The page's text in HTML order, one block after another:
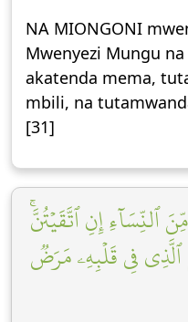
NA MIONGONI
Mwenyezi Mungu
akatenda mema,
mbili, na
[31]
ٱلنِّسَآءِ إِنِ ٱتَّقَيۡتُنَّۚ
فِي قَلۡبِهِۦ مَرَضٞ